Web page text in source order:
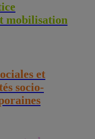
mobilisation
et
socio-